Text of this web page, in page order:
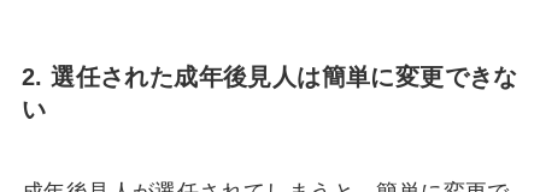
2. 選任された成年後見人は簡単に変更できな
い